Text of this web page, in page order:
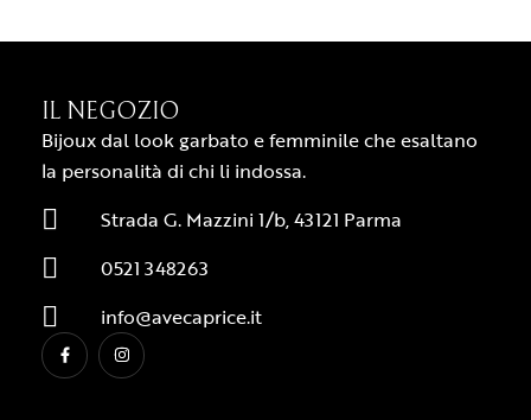
IL NEGOZIO
Bijoux dal look garbato e femminile che esaltano
la personalità di chi li indossa.
Strada G. Mazzini 1/b, 43121 Parma
0521 348263
info@avecaprice.it